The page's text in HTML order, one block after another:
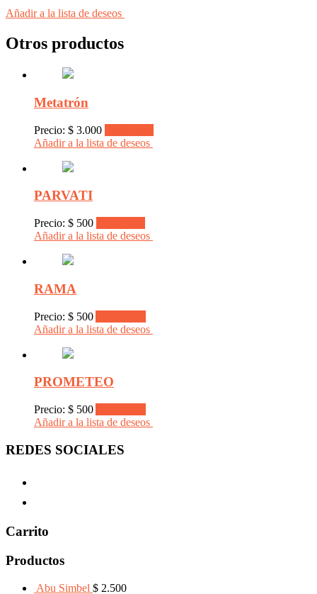
Añadir a la lista de deseos
Otros productos
Metatrón
Precio: $ 3.000
Añadir a la lista de deseos
PARVATI
Precio: $ 500
Añadir a la lista de deseos
RAMA
Precio: $ 500
Añadir a la lista de deseos
PROMETEO
Precio: $ 500
Añadir a la lista de deseos
REDES SOCIALES
Carrito
Productos
Abu Simbel $ 2.500